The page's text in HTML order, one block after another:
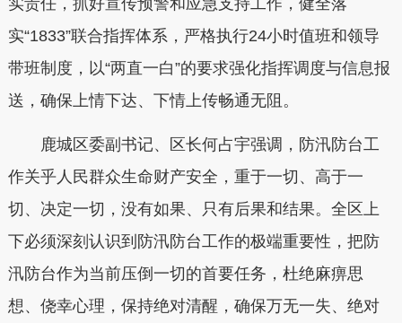
实“1833”联合指挥体系，严格执行24小时值班和领导
带班制度，以“两直一白”的要求强化指挥调度与信息报
送，确保上情下达、下情上传畅通无阻。
鹿城区委副书记、区长何占宇强调，防汛防台工
作关乎人民群众生命财产安全，重于一切、高于一
切、决定一切，没有如果、只有后果和结果。全区上
下必须深刻认识到防汛防台工作的极端重要性，把防
汛防台作为当前压倒一切的首要任务，杜绝麻痹思
想、侥幸心理，保持绝对清醒，确保万无一失、绝对